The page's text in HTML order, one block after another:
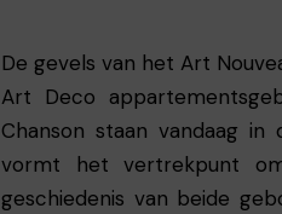
De gevels van het Art
Art Deco
Chanson staan vandaag in
vormt het vertrekpunt
geschiedenis van beide